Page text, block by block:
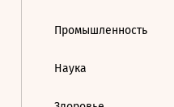
Промышленность
Наука